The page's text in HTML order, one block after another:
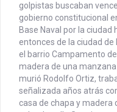
golpistas buscaban
gobierno constitucional
Base Naval por la
entonces de la ciudad de
el barrio Campamento
madera de una
murió Rodolfo Ortiz,
señalizada años atrás
casa de chapa y madera